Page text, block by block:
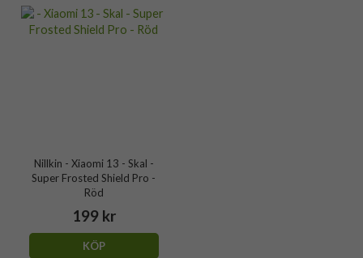
Nillkin - Xiaomi 13 - Skal -
Super Frosted Shield Pro -
Röd
199 kr
KÖP